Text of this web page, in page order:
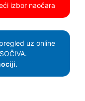
izbor naočara
uz online